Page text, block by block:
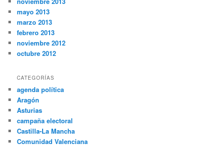
mayo 2013
marzo 2013
febrero 2013
noviembre 2012
octubre 2012
CATEGORÍAS
agenda política
Aragón
Asturias
campaña electoral
Castilla-La Mancha
Comunidad Valenciana